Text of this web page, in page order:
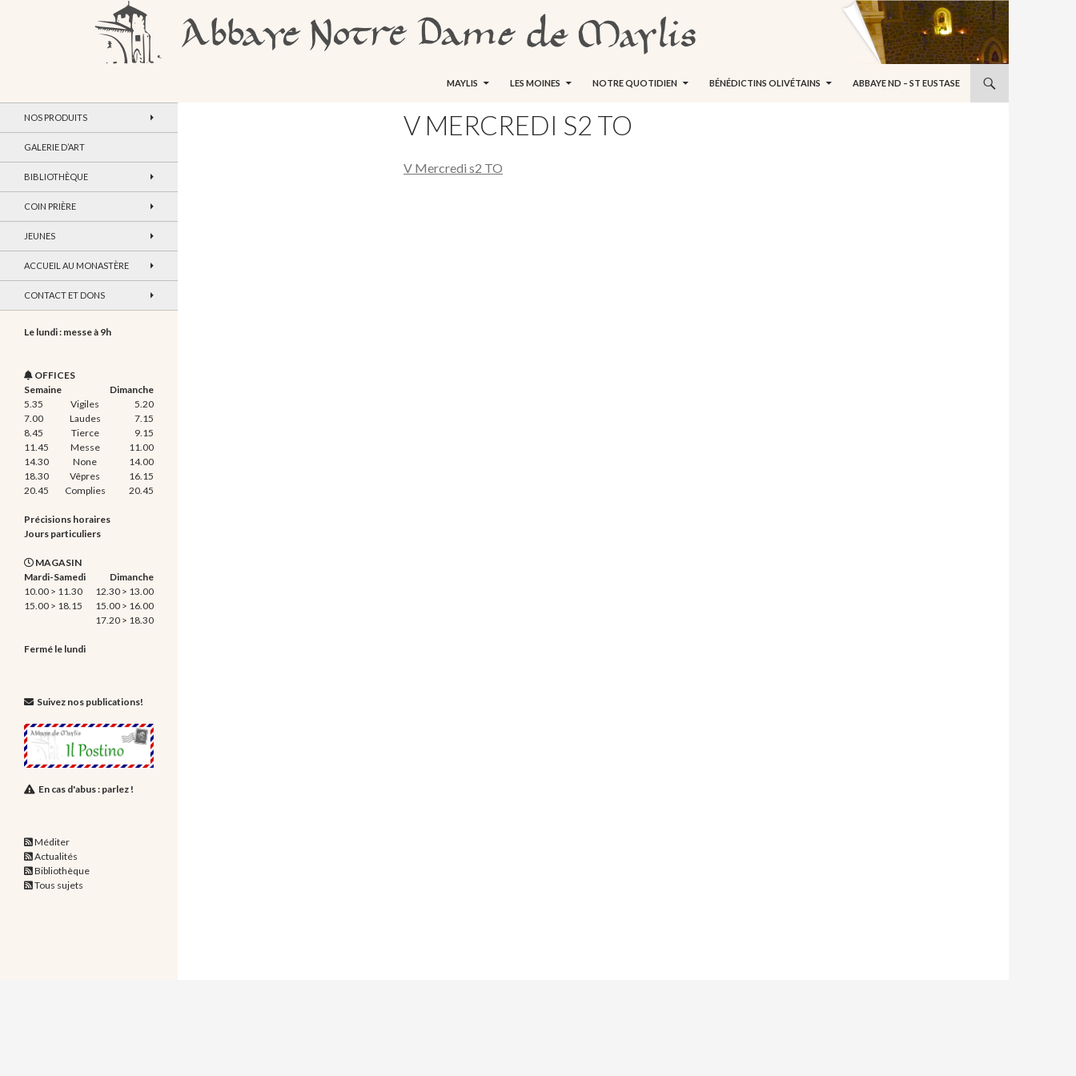
MAYLIS
LES MOINES NOTRE QUOTIDIEN BÉNÉDICTINS OLIVÉTAINS ABBAYE ND – ST EUSTASE
V MERCREDI S2 TO
V Mercredi s2 TO
NOS PRODUITS
GALERIE D’ART
BIBLIOTHÈQUE
COIN PRIÈRE
JEUNES
ACCUEIL AU MONASTÈRE
CONTACT ET DONS
Le lundi : messe à 9h
OFFICES
Semaine
Dimanche
5.35
Vigiles
5.20
7.00
Laudes
7.15
8.45
Tierce
9.15
11.45
Messe
11.00
14.30
None
14.00
18.30
Vêpres
16.15
20.45
Complies 20.45
Précisions horaires
Jours particuliers
MAGASIN
Mardi-Samedi
Dimanche
10.00 > 11.30
12.30 > 13.00
15.00 > 18.15
15.00 > 16.00
17.20 > 18.30
Fermé le lundi
Suivez nos publications!
En cas d'abus : parlez !
Méditer
Actualités
Bibliothèque
Tous sujets